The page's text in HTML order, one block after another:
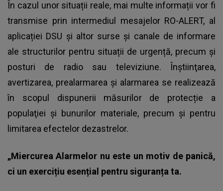
În cazul unor situații reale, mai multe informații vor fi
transmise prin intermediul mesajelor RO-ALERT, al
aplicației DSU și altor surse și canale de informare
ale structurilor pentru situații de urgență, precum și
posturi de radio sau televiziune. Înştiinţarea,
avertizarea, prealarmarea şi alarmarea se realizează
în scopul dispunerii măsurilor de protecție a
populaţiei și bunurilor materiale, precum şi pentru
limitarea efectelor dezastrelor.
„Miercurea Alarmelor nu este un motiv de panică,
ci un exercițiu esențial pentru siguranța ta.